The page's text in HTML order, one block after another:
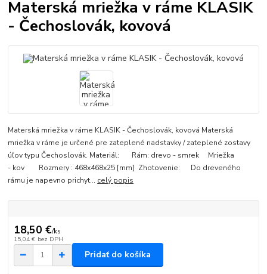
Materská mriežka v ráme KLASIK
- Čechoslovák, kovová
Materská mriežka v ráme KLASIK - Čechoslovák, kovová Materská
mriežka v ráme je určené pre zateplené nadstavky / zateplené zostavy
úľov typu Čechoslovák. Materiál: Rám: drevo - smrek Mriežka
- kov Rozmery : 468x468x25 [mm] Zhotovenie: Do dreveného
rámu je napevno prichyt... celý popis
18,50 €/ks
15,04 € bez DPH
Pridať do košíka